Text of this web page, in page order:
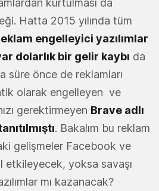
kurtulması da
Hatta 2015 yılında tüm
engelleyici yazılımlar
dolarlık bir gelir kaybı da
süre önce de reklamları
olarak engelleyen ve
gerektirmeyen Brave adlı
. Bakalım bu reklam
gelişmeler Facebook ve
etkileyecek, yoksa savaşı
mı kazanacak?